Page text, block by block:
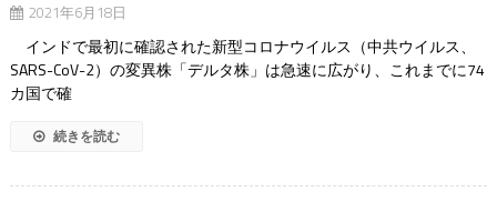
2021年6月18日
インドで最初に確認された新型コロナウイルス（中共ウイルス、
SARS-CoV-2）の変異株「デルタ株」は急速に広がり、これまでに74
カ国で確
続きを読む